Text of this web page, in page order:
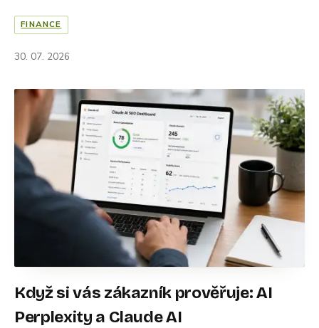
FINANCE
30. 07. 2026
Když si vás zákazník prověřuje: AI
Perplexity a Claude AI